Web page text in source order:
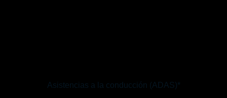
Asistencias a la conducción (ADAS)*